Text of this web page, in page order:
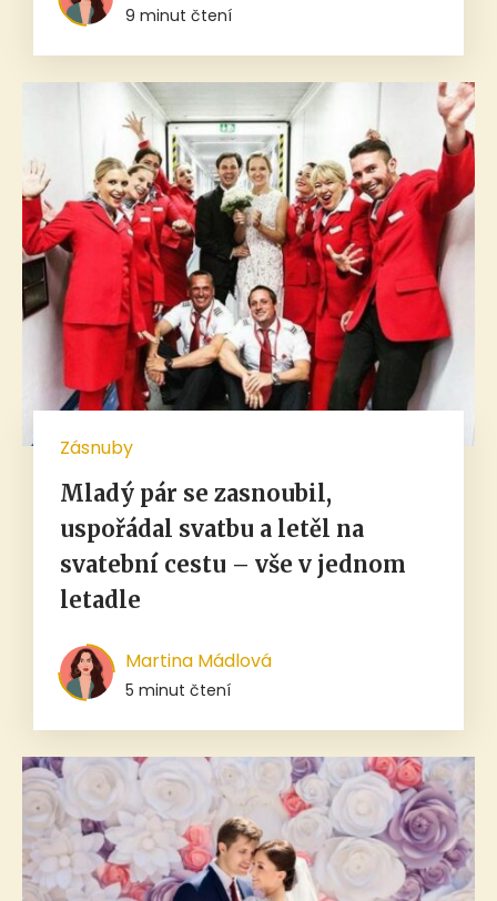
9 minut čtení
Zásnuby
Mladý pár se zasnoubil,
uspořádal svatbu a letěl na
svatební cestu – vše v jednom
letadle
Martina Mádlová
5 minut čtení